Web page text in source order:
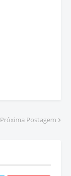
Próxima Postagem